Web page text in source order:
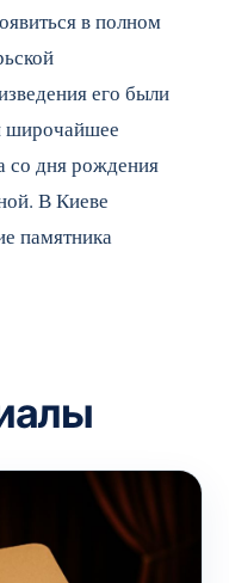
в полном
его были
широчайшее
со дня рождения
В Киеве
памятника